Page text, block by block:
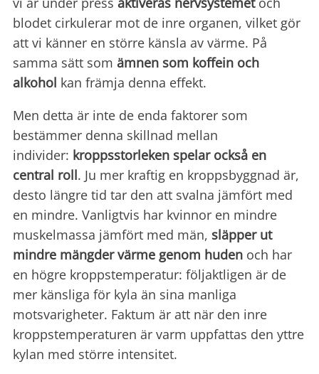
blodet cirkulerar mot de inre organen, vilket gör
att vi känner en större känsla av värme. På
samma sätt som ämnen som koffein och
alkohol kan främja denna effekt.
Men detta är inte de enda faktorer som
bestämmer denna skillnad mellan
individer: kroppsstorleken spelar också en
central roll. Ju mer kraftig en kroppsbyggnad är,
desto längre tid tar den att svalna jämfört med
en mindre. Vanligtvis har kvinnor en mindre
muskelmassa jämfört med män, släpper ut
mindre mängder värme genom huden och har
en högre kroppstemperatur: följaktligen är de
mer känsliga för kyla än sina manliga
motsvarigheter. Faktum är att när den inre
kroppstemperaturen är varm uppfattas den yttre
kylan med större intensitet.